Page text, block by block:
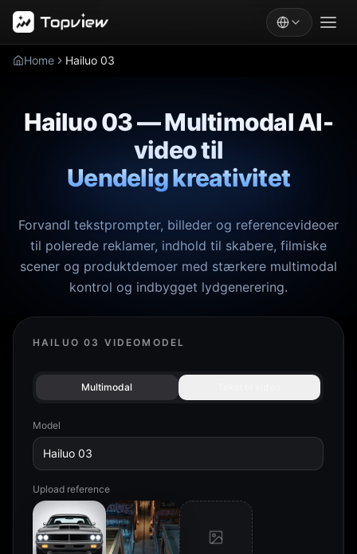
Home Hailuo 03
Hailuo 03 — Multimodal AI-
video til
Uendelig kreativitet
Forvandl tekstprompter, billeder og referencevideoer
til polerede reklamer, indhold til skabere, filmiske
scener og produktdemoer med stærkere multimodal
kontrol og indbygget lydgenerering.
HAILUO 03 VIDEOMODEL
Multimodal
Model
Hailuo 03
Upload reference